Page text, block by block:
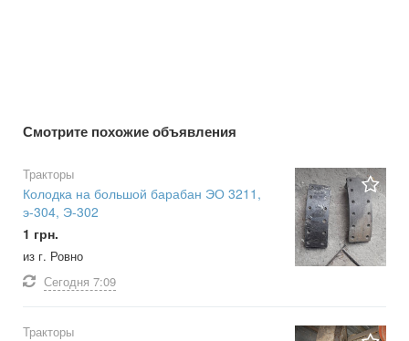
Смотрите похожие объявления
Тракторы
Колодка на большой барабан ЭО 3211,
э-304, Э-302
1 грн.
из г. Ровно
Сегодня 7:09
Тракторы